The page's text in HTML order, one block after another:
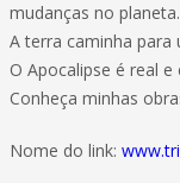
mudanças no planeta.
A terra caminha
O Apocalipse é real e
Conheça minhas
Nome do link: